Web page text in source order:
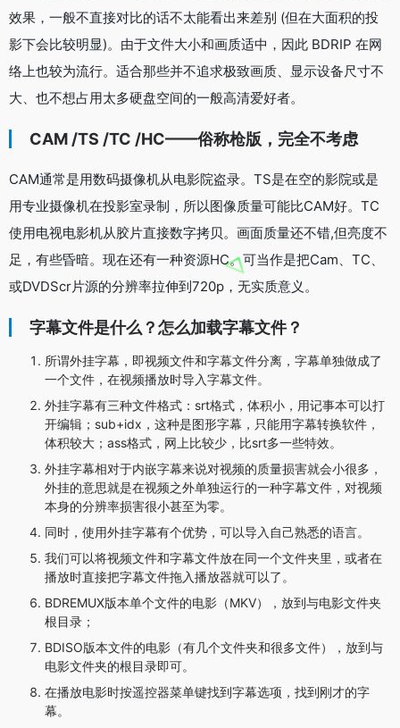
效果，一般不直接对比的话不太能看出来差别 (但在大面积的投
影下会比较明显)。由于文件大小和画质适中，因此 BDRIP 在网
络上也较为流行。适合那些并不追求极致画质、显示设备尺寸不
大、也不想占用太多硬盘空间的一般高清爱好者。
CAM /TS /TC /HC——俗称枪版，完全不考虑
CAM通常是用数码摄像机从电影院盗录。TS是在空的影院或是
用专业摄像机在投影室录制，所以图像质量可能比CAM好。TC
使用电视电影机从胶片直接数字拷贝。画面质量还不错,但亮度不
足，有些昏暗。现在还有一种资源HC。可当作是把Cam、TC、
或DVDScr片源的分辨率拉伸到720p，无实质意义。
字幕文件是什么？怎么加载字幕文件？
所谓外挂字幕，即视频文件和字幕文件分离，字幕单独做成了
一个文件，在视频播放时导入字幕文件。
外挂字幕有三种文件格式：srt格式，体积小，用记事本可以打
开编辑；sub+idx，这种是图形字幕，只能用字幕转换软件，
体积较大；ass格式，网上比较少，比srt多一些特效。
外挂字幕相对于内嵌字幕来说对视频的质量损害就会小很多，
外挂的意思就是在视频之外单独运行的一种字幕文件，对视频
本身的分辨率损害很小甚至为零。
同时，使用外挂字幕有个优势，可以导入自己熟悉的语言。
我们可以将视频文件和字幕文件放在同一个文件夹里，或者在
播放时直接把字幕文件拖入播放器就可以了。
BDREMUX版本单个文件的电影（MKV），放到与电影文件夹
根目录；
BDISO版本文件的电影（有几个文件夹和很多文件），放到与
电影文件夹的根目录即可。
在播放电影时按遥控器菜单键找到字幕选项，找到刚才的字
幕。